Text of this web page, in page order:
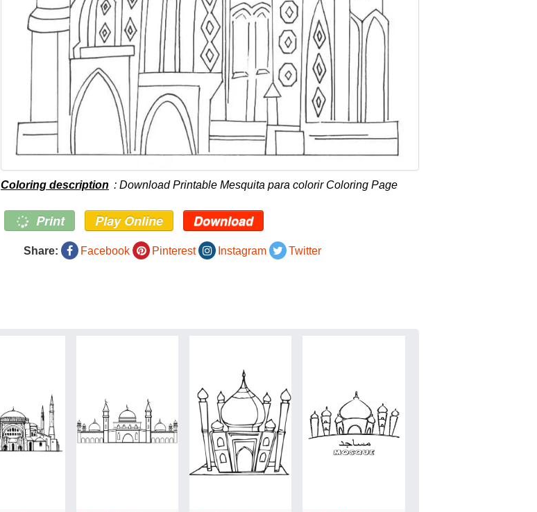
Coloring description : Download Printable Mesquita para colorir Coloring Page
Print Play Online Download
Share: Facebook Pinterest Instagram Twitter